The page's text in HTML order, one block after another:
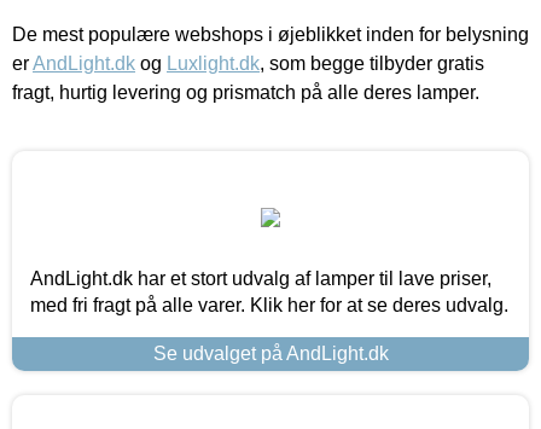
De mest populære webshops i øjeblikket inden for belysning
erAndLight.dk og Luxlight.dk, som begge tilbyder gratis
fragt, hurtig levering og prismatch på alle deres lamper.
AndLight.dk har et stort udvalg af lamper til lave priser,
med fri fragt på alle varer. Klik her for at se deres udvalg.
Se udvalget på AndLight.dk